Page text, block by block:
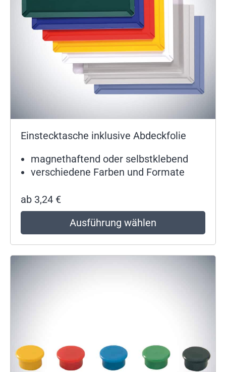
Einstecktasche inklusive Abdeckfolie
magnethaftend oder selbstklebend
verschiedene Farben und Formate
ab 3,24 €
Ausführung wählen